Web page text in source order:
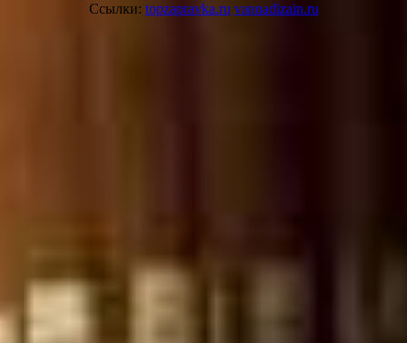
Ссылки: topzapravka.ru vannadizain.ru